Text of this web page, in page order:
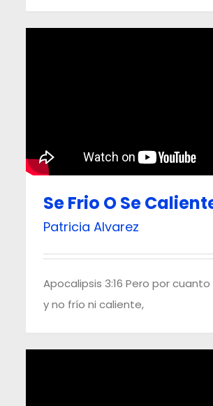
Se Frio O Se
Patricia Alvarez
Apocalipsis 3:16 Pero por
y no frío ni caliente,